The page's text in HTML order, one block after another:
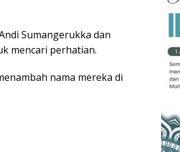
Sumangerukka dan
mencari perhatian.
nama mereka di